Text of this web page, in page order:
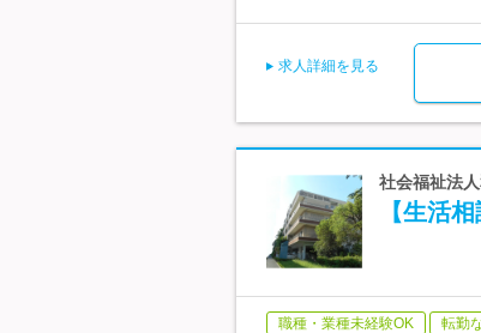
求人詳細を見る
社会福祉法
【生活
職種・業種未経験OK 転勤